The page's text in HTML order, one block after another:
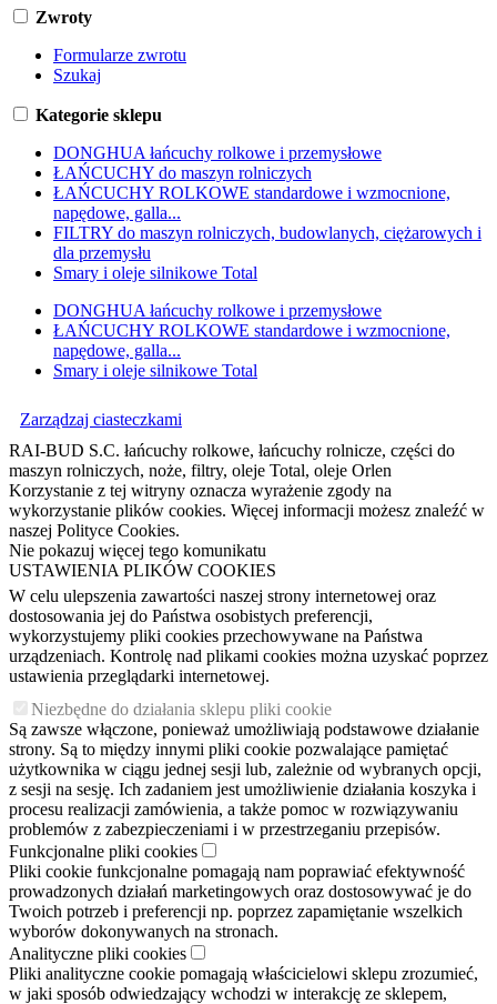
Zwroty
Formularze zwrotu
Szukaj
Kategorie sklepu
DONGHUA łańcuchy rolkowe i przemysłowe
ŁAŃCUCHY do maszyn rolniczych
ŁAŃCUCHY ROLKOWE standardowe i wzmocnione,
napędowe, galla...
FILTRY do maszyn rolniczych, budowlanych, ciężarowych i
dla przemysłu
Smary i oleje silnikowe Total
DONGHUA łańcuchy rolkowe i przemysłowe
ŁAŃCUCHY ROLKOWE standardowe i wzmocnione,
napędowe, galla...
Smary i oleje silnikowe Total
Zarządzaj ciasteczkami
RAI-BUD S.C. łańcuchy rolkowe, łańcuchy rolnicze, części do
maszyn rolniczych, noże, filtry, oleje Total, oleje Orlen
Korzystanie z tej witryny oznacza wyrażenie zgody na
wykorzystanie plików cookies. Więcej informacji możesz znaleźć w
naszej Polityce Cookies.
Nie pokazuj więcej tego komunikatu
USTAWIENIA PLIKÓW COOKIES
W celu ulepszenia zawartości naszej strony internetowej oraz
dostosowania jej do Państwa osobistych preferencji,
wykorzystujemy pliki cookies przechowywane na Państwa
urządzeniach. Kontrolę nad plikami cookies można uzyskać poprzez
ustawienia przeglądarki internetowej.
Niezbędne do działania sklepu pliki cookie
Są zawsze włączone, ponieważ umożliwiają podstawowe działanie
strony. Są to między innymi pliki cookie pozwalające pamiętać
użytkownika w ciągu jednej sesji lub, zależnie od wybranych opcji,
z sesji na sesję. Ich zadaniem jest umożliwienie działania koszyka i
procesu realizacji zamówienia, a także pomoc w rozwiązywaniu
problemów z zabezpieczeniami i w przestrzeganiu przepisów.
Funkcjonalne pliki cookies
Pliki cookie funkcjonalne pomagają nam poprawiać efektywność
prowadzonych działań marketingowych oraz dostosowywać je do
Twoich potrzeb i preferencji np. poprzez zapamiętanie wszelkich
wyborów dokonywanych na stronach.
Analityczne pliki cookies
Pliki analityczne cookie pomagają właścicielowi sklepu zrozumieć,
w jaki sposób odwiedzający wchodzi w interakcję ze sklepem,